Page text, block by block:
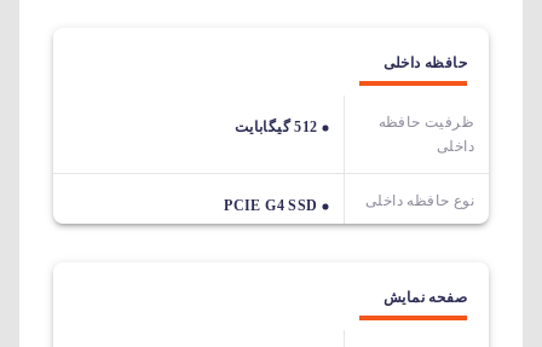
حافظه داخلی
ظرفیت حافظه
داخلی
512 گیگابایت
نوع حافظه داخلی PCIE G4 SSD
صفحه نمایش